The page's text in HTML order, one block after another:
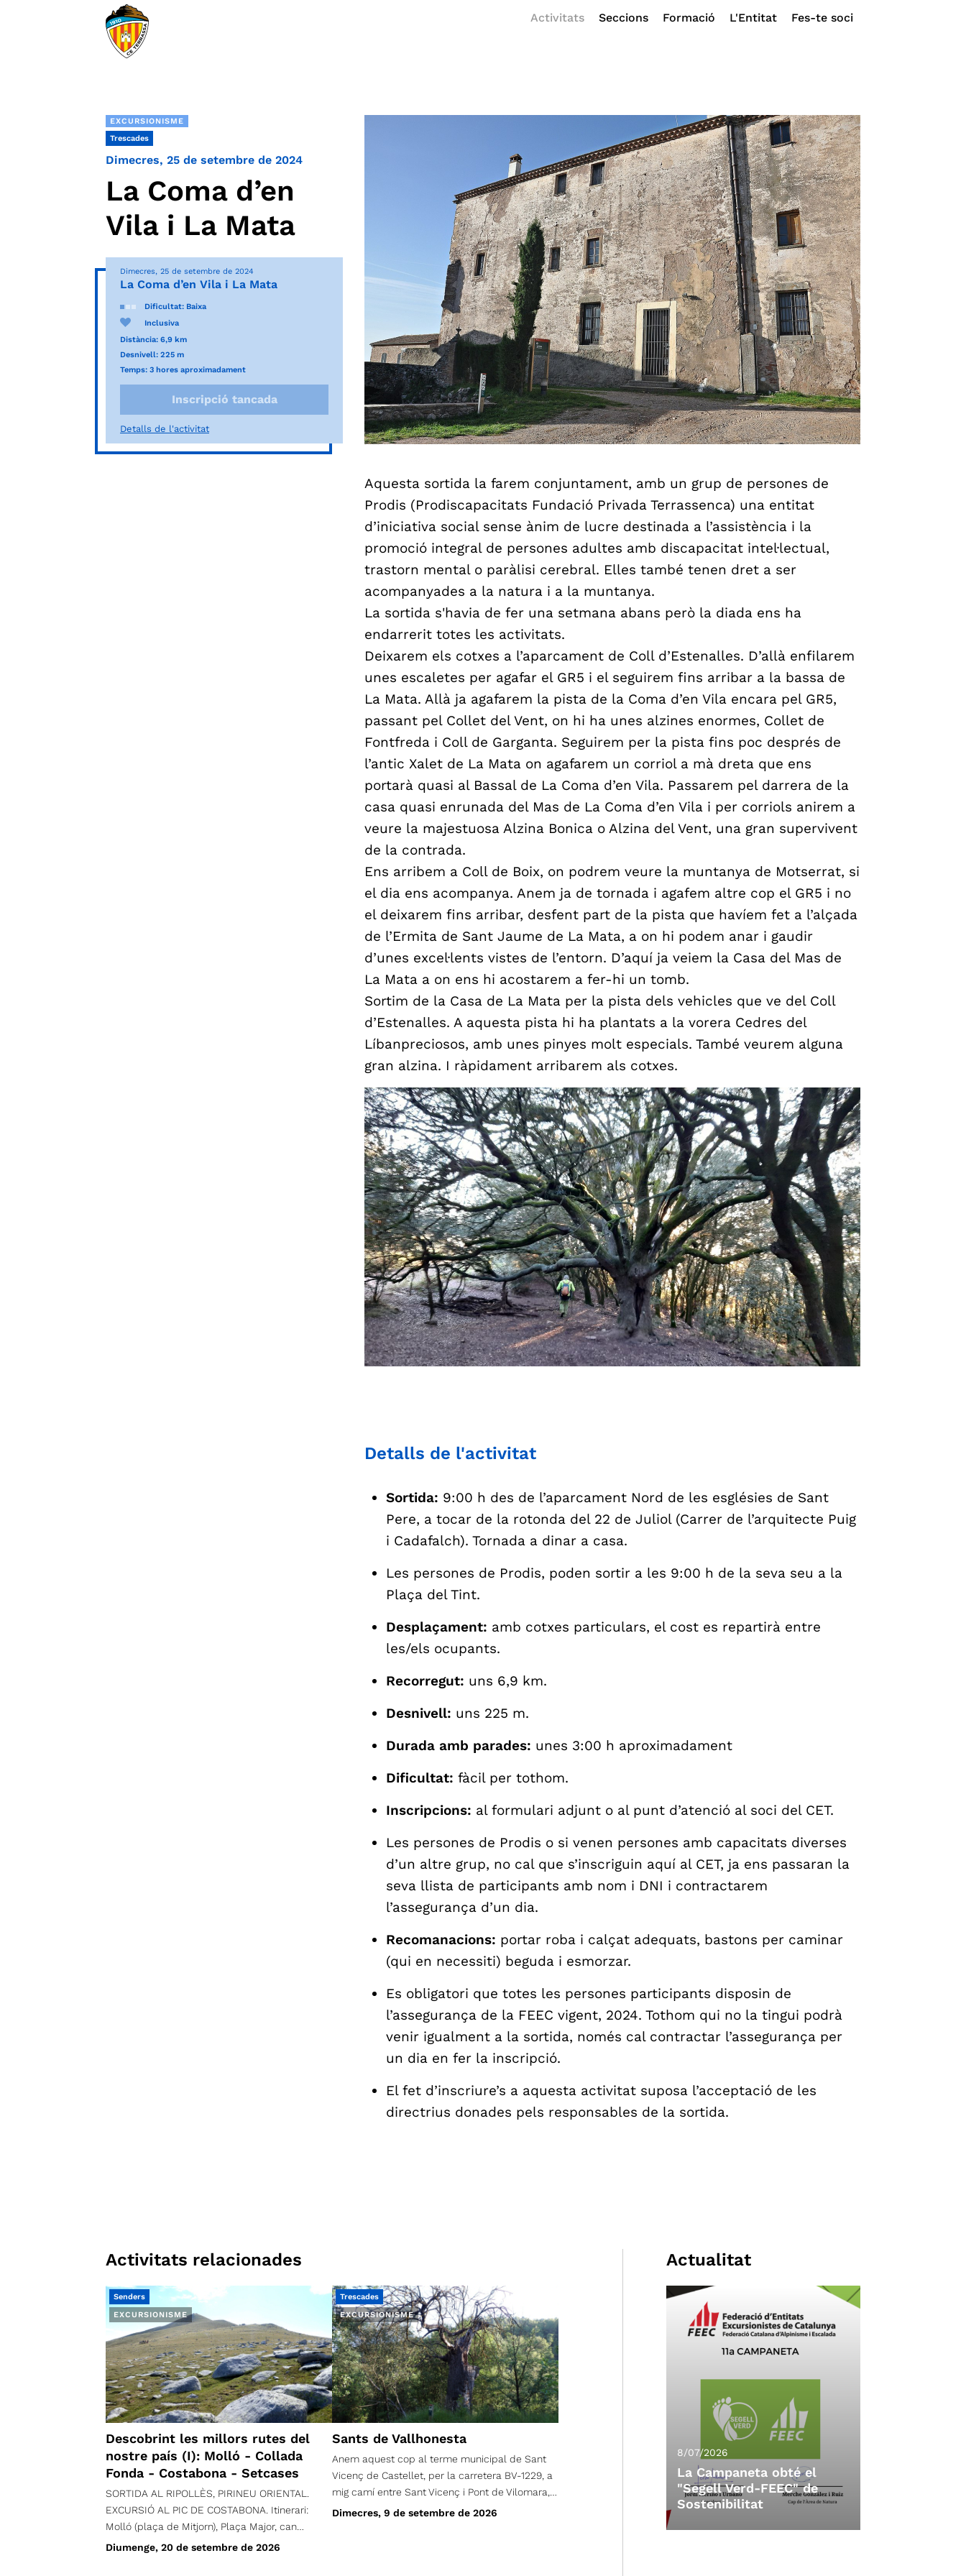
Activitats Seccions Formació L'Entitat Fes-te soci
EXCURSIONISME
Trescades
Dimecres, 25 de setembre de 2024
La Coma d’en
Vila i La Mata
Dimecres, 25 de setembre de 2024
La Coma d’en Vila i La Mata
Dificultat: Baixa
Inclusiva
Distància: 6,9 km
Desnivell: 225 m
Temps: 3 hores aproximadament
Inscripció tancada
Detalls de l'activitat
Aquesta sortida la farem conjuntament, amb un grup de persones de
Prodis (Prodiscapacitats Fundació Privada Terrassenca) una entitat
d’iniciativa social sense ànim de lucre destinada a l’assistència i la
promoció integral de persones adultes amb discapacitat intel·lectual,
trastorn mental o paràlisi cerebral. Elles també tenen dret a ser
acompanyades a la natura i a la muntanya.
La sortida s'havia de fer una setmana abans però la diada ens ha
endarrerit totes les activitats.
Deixarem els cotxes a l’aparcament de Coll d’Estenalles. D’allà enfilarem
unes escaletes per agafar el GR5 i el seguirem fins arribar a la bassa de
La Mata. Allà ja agafarem la pista de la Coma d’en Vila encara pel GR5,
passant pel Collet del Vent, on hi ha unes alzines enormes, Collet de
Fontfreda i Coll de Garganta. Seguirem per la pista fins poc després de
l’antic Xalet de La Mata on agafarem un corriol a mà dreta que ens
portarà quasi al Bassal de La Coma d’en Vila. Passarem pel darrera de la
casa quasi enrunada del Mas de La Coma d’en Vila i per corriols anirem a
veure la majestuosa Alzina Bonica o Alzina del Vent, una gran supervivent
de la contrada.
Ens arribem a Coll de Boix, on podrem veure la muntanya de Motserrat, si
el dia ens acompanya. Anem ja de tornada i agafem altre cop el GR5 i no
el deixarem fins arribar, desfent part de la pista que havíem fet a l’alçada
de l’Ermita de Sant Jaume de La Mata, a on hi podem anar i gaudir
d’unes excel·lents vistes de l’entorn. D’aquí ja veiem la Casa del Mas de
La Mata a on ens hi acostarem a fer-hi un tomb.
Sortim de la Casa de La Mata per la pista dels vehicles que ve del Coll
d’Estenalles. A aquesta pista hi ha plantats a la vorera Cedres del
Líbanpreciosos, amb unes pinyes molt especials. També veurem alguna
gran alzina. I ràpidament arribarem als cotxes.
Detalls de l'activitat
Sortida: 9:00 h des de l’aparcament Nord de les esglésies de Sant
Pere, a tocar de la rotonda del 22 de Juliol (Carrer de l’arquitecte Puig
i Cadafalch). Tornada a dinar a casa.
Les persones de Prodis, poden sortir a les 9:00 h de la seva seu a la
Plaça del Tint.
Desplaçament: amb cotxes particulars, el cost es repartirà entre
les/els ocupants.
Recorregut: uns 6,9 km.
Desnivell: uns 225 m.
Durada amb parades: unes 3:00 h aproximadament
Dificultat: fàcil per tothom.
Inscripcions: al formulari adjunt o al punt d’atenció al soci del CET.
Les persones de Prodis o si venen persones amb capacitats diverses
d’un altre grup, no cal que s’inscriguin aquí al CET, ja ens passaran la
seva llista de participants amb nom i DNI i contractarem
l’assegurança d’un dia.
Recomanacions: portar roba i calçat adequats, bastons per caminar
(qui en necessiti) beguda i esmorzar.
Es obligatori que totes les persones participants disposin de
l’assegurança de la FEEC vigent, 2024. Tothom qui no la tingui podrà
venir igualment a la sortida, només cal contractar l’assegurança per
un dia en fer la inscripció.
El fet d’inscriure’s a aquesta activitat suposa l’acceptació de les
directrius donades pels responsables de la sortida.
Activitats relacionades
EXCURSIONISME
Senders
Descobrint les millors rutes del
nostre país (I): Molló - Collada
Fonda - Costabona - Setcases
SORTIDA AL RIPOLLÈS, PIRINEU ORIENTAL.
EXCURSIÓ AL PIC DE COSTABONA. Itinerari:
Molló (plaça de Mitjorn), Plaça Major, can
Borrató, can Pletis, turó de Santa Magdalena,
Diumenge, 20 de setembre de 2026
EXCURSIONISME
Trescades
Sants de Vallhonesta
Anem aquest cop al terme municipal de Sant
Vicenç de Castellet, per la carretera BV-1229, a
mig camí entre Sant Vicenç i Pont de Vilomara,
al quilòmetre 2,7 a mà dreta. Agafem un camí
Dimecres, 9 de setembre de 2026
Actualitat
8/07/2026
La Campaneta obté el
"Segell Verd-FEEC" de
Sostenibilitat